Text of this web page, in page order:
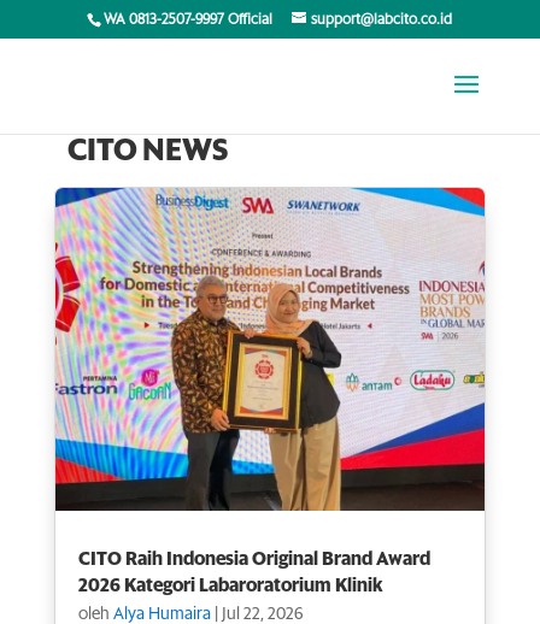
WA 0813-2507-9997 Official support@labcito.co.id
CITO NEWS
CITO Raih Indonesia Original Brand Award
2026 Kategori Labaroratorium Klinik
oleh Alya Humaira| Jul 22, 2026